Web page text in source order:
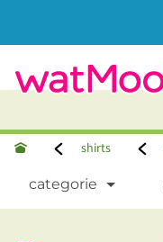
shirts
categorie